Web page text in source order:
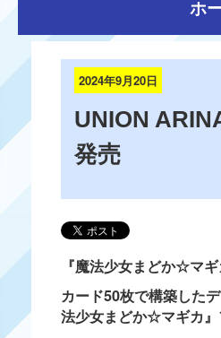
ホ
2024年9月20日
UNION
発売
『魔法少女まどか☆マ
カード50枚で構築した
法少女まどか☆マギカ